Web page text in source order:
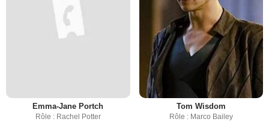
Emma-Jane Portch
Rôle : Rachel Potter
Tom Wisdom
Rôle : Marco Bailey